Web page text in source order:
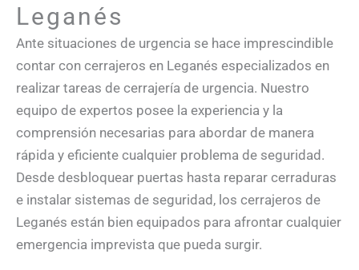
Leganés
Ante situaciones de urgencia se hace imprescindible
contar con cerrajeros en Leganés especializados en
realizar tareas de cerrajería de urgencia. Nuestro
equipo de expertos posee la experiencia y la
comprensión necesarias para abordar de manera
rápida y eficiente cualquier problema de seguridad.
Desde desbloquear puertas hasta reparar cerraduras
e instalar sistemas de seguridad, los cerrajeros de
Leganés están bien equipados para afrontar cualquier
emergencia imprevista que pueda surgir.